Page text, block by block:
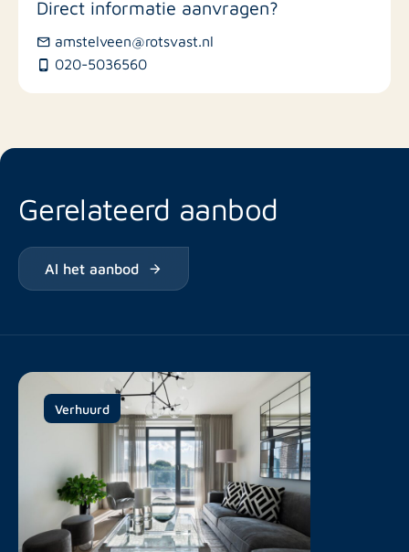
Direct informatie aanvragen?
amstelveen@rotsvast.nl
020-5036560
Gerelateerd aanbod
Al het aanbod
Verhuurd